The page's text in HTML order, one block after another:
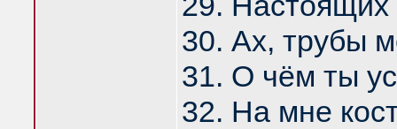
30. Ах, трубы
31. О чём ты
32. На мне